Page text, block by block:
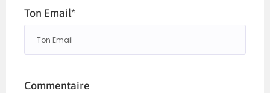
Ton Email*
Commentaire